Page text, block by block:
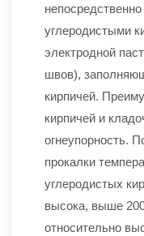
углеродистыми
электродной
швов),
кирпичей.
кирпичей и
огнеупорность.
прокалки
углеродистых
высока, выше
относительно